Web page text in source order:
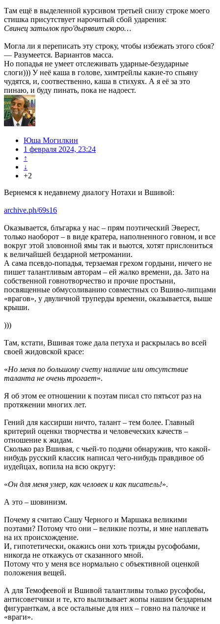
Там ещё в выделенной курсивом третьей снизу строке моего
стишка присутствует нарочитый сбой ударения:
Свинец затылок про'дырявит скоро…
Могла ли я переписать эту строку, чтобы избежать этого сбоя?
— Разумеется. Вариантов масса.
Но попадья не умеет отслеживать ударные-безударные
слоги))) У неё каша в голове, химтрейлы какие-то спьяну
чудятся, и, соотвественно, каша в стихуях. А я её за это
пинаю, и буду пинать, пока не надоест.
Юша Могилкин
1 февраля 2024, 23:24
↑
↓
+2
Вернемся к недавнему диалогу Нотахи и Вшивой:
archive.ph/69s16
Оказывается, блъгарка у нас – прям поэтический Эверест,
только наоборот – в виде кратера, наполненного говном, и все
вокруг этой зловонной ямы так и вьются, хотят прислониться
к величайшей бездарной метромании.
А сама псевдо-попадья, терзаемая грехом гордыни, ничего не
пишет талантливым авторам – ей жалко времени, да. Зато на
собственной говнотворчество и прочие простыни,
посвященные обмусоливанию совместных со Вшиво-липцами
«врагов», у двуличной труперды времени, оказывается, выше
крыши.
)))
Там, кстати, Вшивая тоже дала петуха и раскрылась во всей
своей жидовской красе:
«Но меня по большому счету наличие или отсутствие
таланта не очень трогает».
Я об этом ее отношении к поэтам писал сто пятьсот раз на
протяжении многих лет.
Гений для кассирши ничто, талант – тем более. Главный
критерий оценки творчества и человеческих качеств –
отношение к жидам.
Сколько раз Вшивая, с чьей-то подачи обнаружив, что какой-
нибудь русский классик написал чего-нибудь правдивое об
иудейцах, вопила на всю округу:
«Он для меня умер, как человек и как писатель!».
А это – шовинизм.
Почему я считаю Сашу Черного и Маршака великими
поэтами? Потому что они – великие поэты, и мне наплевать
на их происхождение.
И, гипотетически, окажись они хоть трижды русофобами,
никогда не откажусь от сказанного мной.
Потому что у меня все нормально с объективной оценкой
положения вещей.
А для Темофеевой и Вшивой талантливы только русофобы,
антисоветчики и те, кто вылизывает жопы нашим бездарным
фигуранткам, а все остальные для них – говно на палочке и
«враги».